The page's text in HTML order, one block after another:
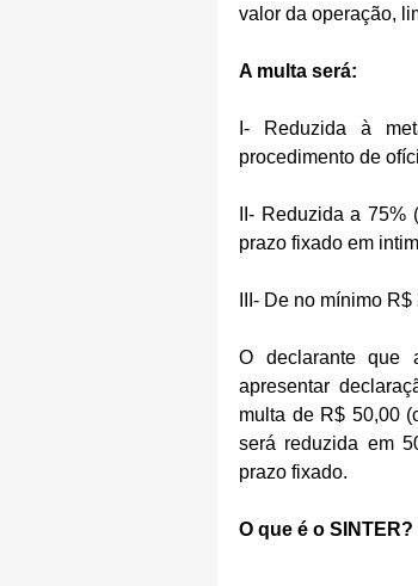
valor da operação,
A multa será:
I- Reduzida à
procedimento de
II- Reduzida a
prazo fixado em
III- De no mínimo
O declarante que
apresentar
multa de R$ 50,00
será reduzida em
prazo fixado.
O que é o SINTER?